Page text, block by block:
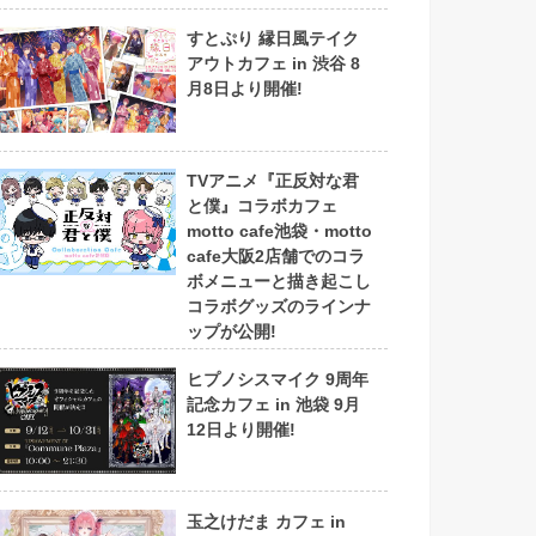
すとぷり 縁日風テイク
アウトカフェ in 渋谷 8
月8日より開催!
TVアニメ『正反対な君
と僕』コラボカフェ
motto cafe池袋・motto
cafe大阪2店舗でのコラ
ボメニューと描き起こし
コラボグッズのラインナ
ップが公開!
ヒプノシスマイク 9周年
記念カフェ in 池袋 9月
12日より開催!
玉之けだま カフェ in